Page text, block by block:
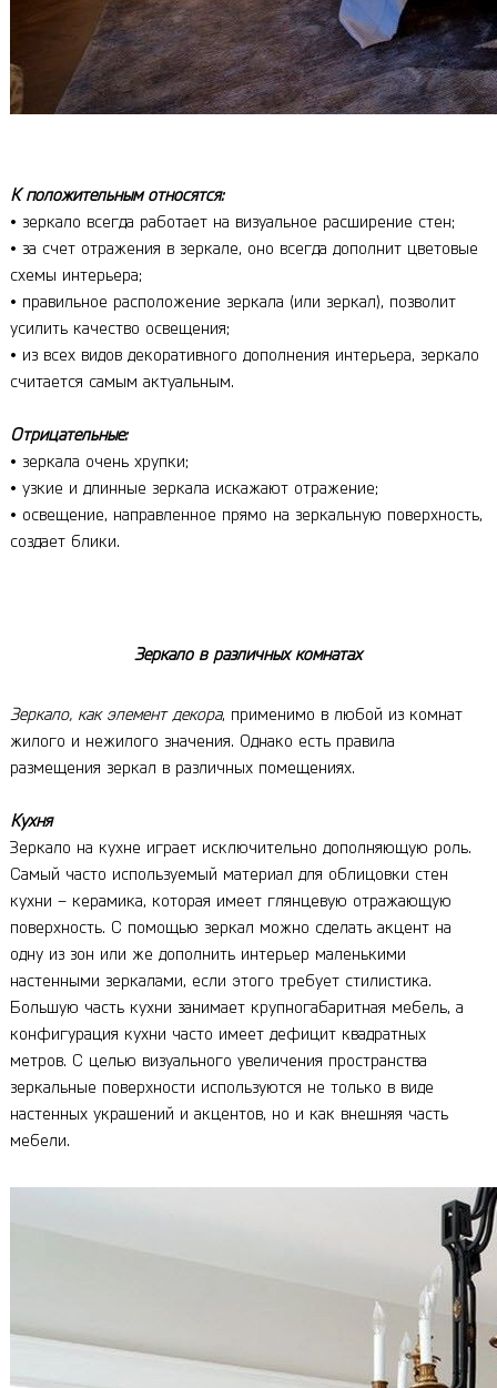
К положительным относятся:
• зеркало всегда работает на визуальное расширение стен;
• за счет отражения в зеркале, оно всегда дополнит цветовые
схемы интерьера;
• правильное расположение зеркала (или зеркал), позволит
усилить качество освещения;
• из всех видов декоративного дополнения интерьера, зеркало
считается самым актуальным.
Отрицательные:
• зеркала очень хрупки;
• узкие и длинные зеркала искажают отражение;
• освещение, направленное прямо на зеркальную поверхность,
создает блики.
Зеркало в различных комнатах
Зеркало, как элемент декора, применимо в любой из комнат
жилого и нежилого значения. Однако есть правила
размещения зеркал в различных помещениях.
Кухня
Зеркало на кухне играет исключительно дополняющую роль.
Самый часто используемый материал для облицовки стен
кухни – керамика, которая имеет глянцевую отражающую
поверхность. С помощью зеркал можно сделать акцент на
одну из зон или же дополнить интерьер маленькими
настенными зеркалами, если этого требует стилистика.
Большую часть кухни занимает крупногабаритная мебель, а
конфигурация кухни часто имеет дефицит квадратных
метров. С целью визуального увеличения пространства
зеркальные поверхности используются не только в виде
настенных украшений и акцентов, но и как внешняя часть
мебели.